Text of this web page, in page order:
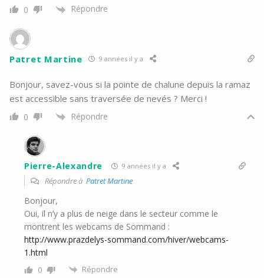
0 Répondre
Patret Martine 9 années il y a
Bonjour, savez-vous si la pointe de chalune depuis la ramaz
est accessible sans traversée de nevés ? Merci !
0 Répondre
Pierre-Alexandre 9 années il y a
Répondre à Patret Martine
Bonjour,
Oui, il n’y a plus de neige dans le secteur comme le
montrent les webcams de Sommand :
http://www.prazdelys-sommand.com/hiver/webcams-
1.html
0 Répondre